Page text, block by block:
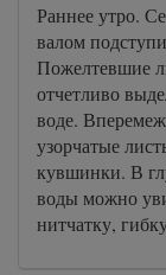
Раннее утро.
валом
Пожелтевшие
отчетливо
воде.
узорчатые
кувшинки. В
воды можно
нитчатку,